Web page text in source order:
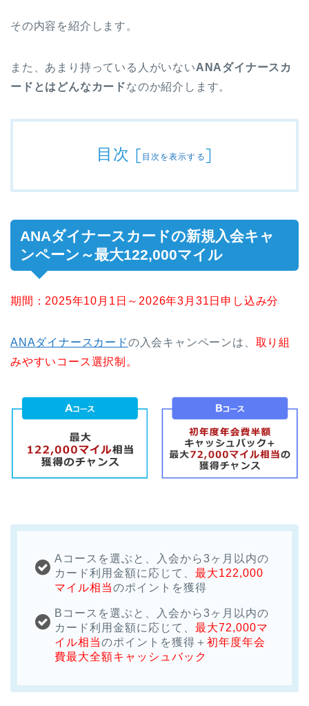
その内容を紹介します。
また、あまり持っている人がいないANAダイナースカ
ードとはどんなカードなのか紹介します。
目次 [目次を表示する]
ANAダイナースカードの新規入会キャ
ンペーン～最大122,000マイル
期間：2025年10月1日～2026年3月31日申し込み分
ANAダイナースカードの入会キャンペーンは、 取り組
みやすいコース選択制。
Aコースを選ぶと、入会から3ヶ月以内の
カード利用金額に応じて、 最大122,000
マイル相当のポイントを獲得
Bコースを選ぶと、入会から3ヶ月以内の
カード利用金額に応じて、 最大72,000マ
イル相当のポイントを獲得＋ 初年度年会
費最大全額キャッシュバック